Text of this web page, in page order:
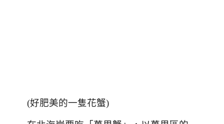
(好肥美的一隻花蟹)